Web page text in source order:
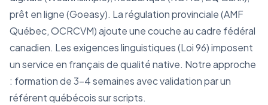
prêt en ligne (Goeasy). La régulation provinciale (AMF
Québec, OCRCVM) ajoute une couche au cadre fédéral
canadien. Les exigences linguistiques (Loi 96) imposent
un service en français de qualité native. Notre approche
: formation de 3-4 semaines avec validation par un
référent québécois sur scripts.